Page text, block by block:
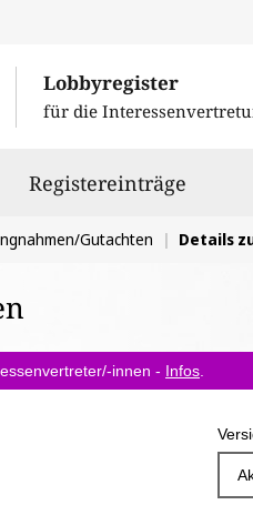
Lobbyregister
für die
Registereinträge
Gutachten Details
innen - Infos